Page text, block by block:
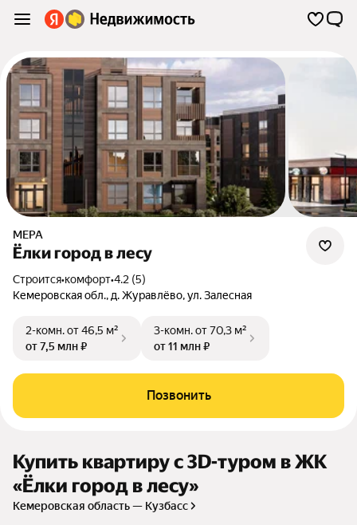
МЕРА
Ёлки город в лесу
Строится•комфорт•4.2 (5)
Кемеровская обл., д. Журавлёво,ул. Залесная
2-комн.от 46,5 м²
от 7,5 млн ₽
3-комн.от 70,3 м²
от 11 млн ₽
Позвонить
Купить квартиру c 3D-туром в ЖК
«Ёлки город в лесу»
Кемеровская область — Кузбасс